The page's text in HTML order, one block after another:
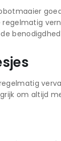
regelmatig
om altijd